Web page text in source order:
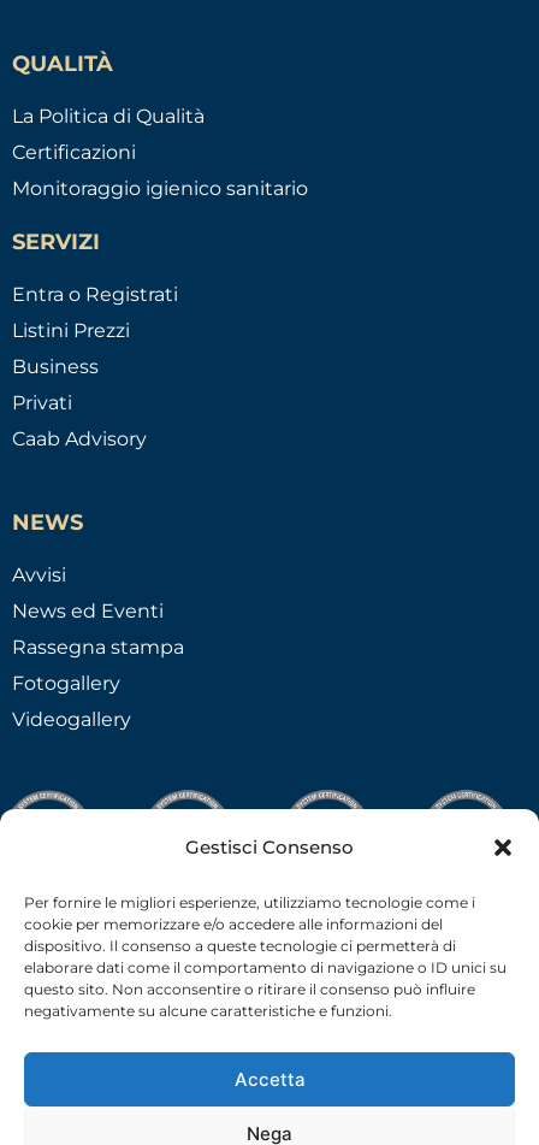
Gestisci Consenso
Per fornire le migliori esperienze, utilizziamo tecnologie come i
cookie per memorizzare e/o accedere alle informazioni del
dispositivo. Il consenso a queste tecnologie ci permetterà di
elaborare dati come il comportamento di navigazione o ID unici su
questo sito. Non acconsentire o ritirare il consenso può influire
negativamente su alcune caratteristiche e funzioni.
Accetta
Nega
QUALITÀ
La Politica di Qualità
Certificazioni
Monitoraggio igienico sanitario
SERVIZI
Entra o Registrati
Listini Prezzi
Business
Privati
Caab Advisory
NEWS
Avvisi
News ed Eventi
Rassegna stampa
Fotogallery
Videogallery
C.F.-P.I. 02538910379 all rights reserved © –